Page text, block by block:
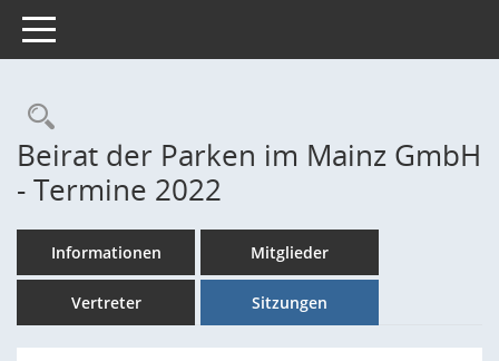
Toggle navigation
Rechercheauswahl
Beirat der Parken im Mainz GmbH
- Termine 2022
Informationen Mitglieder
Vertreter Sitzungen